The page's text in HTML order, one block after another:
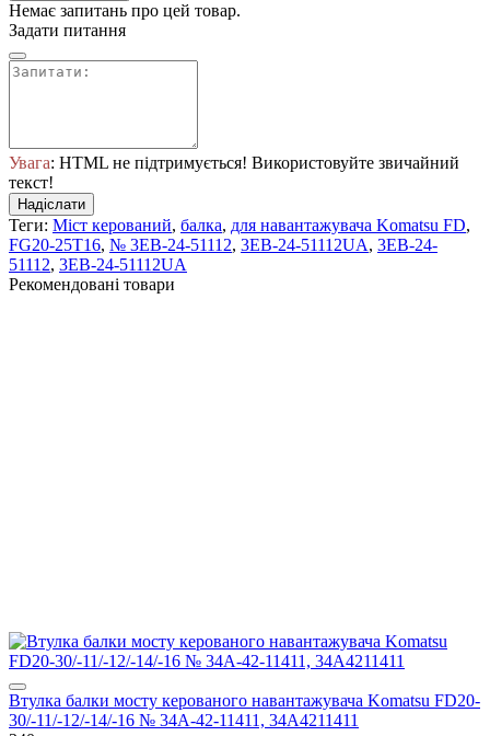
Немає запитань про цей товар.
Задати питання
Увага: HTML не підтримується! Використовуйте звичайний
текст!
Надіслати
Теги: Міст керований, балка, для навантажувача Komatsu FD,
FG20-25T16, № 3EB-24-51112, 3EB-24-51112UA, 3EB-24-
51112, 3EB-24-51112UA
Рекомендовані товари
Втулка балки мосту керованого навантажувача Komatsu FD20-
30/-11/-12/-14/-16 № 34A-42-11411, 34A4211411